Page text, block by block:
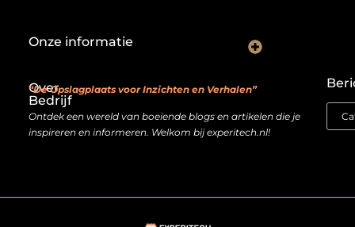
Over
Bedrijf
“De Opslagplaats voor Inzichten en Verhalen”
Ontdek een wereld van boeiende blogs en artikelen die je
inspireren en informeren. Welkom bij experitech.nl!
Onze informatie